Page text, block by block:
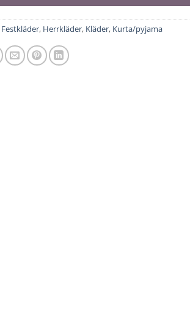
Festkläder, Herrkläder, Kläder, Kurta/pyjama